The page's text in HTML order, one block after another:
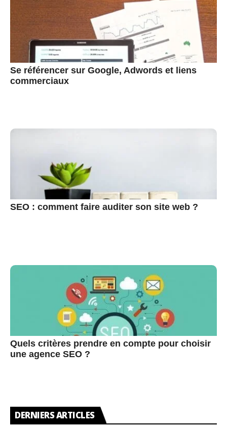
Se référencer sur Google, Adwords et liens
commerciaux
SEO : comment faire auditer son site web ?
Quels critères prendre en compte pour choisir
une agence SEO ?
DERNIERS ARTICLES